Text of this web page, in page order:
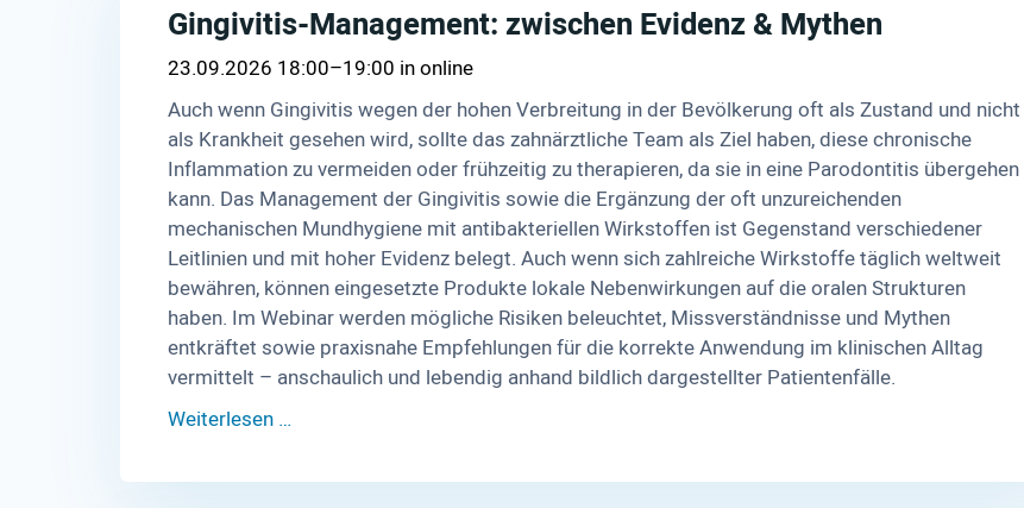
Gingivitis-Management: zwischen Evidenz & Mythen
23.09.2026 18:00–19:00
online
Auch wenn Gingivitis wegen der hohen Verbreitung in der Bevölkerung oft als Zustand und nicht
als Krankheit gesehen wird, sollte das zahnärztliche Team als Ziel haben, diese chronische
Inflammation zu vermeiden oder frühzeitig zu therapieren, da sie in eine Parodontitis übergehen
kann. Das Management der Gingivitis sowie die Ergänzung der oft unzureichenden
mechanischen Mundhygiene mit antibakteriellen Wirkstoffen ist Gegenstand verschiedener
Leitlinien und mit hoher Evidenz belegt. Auch wenn sich zahlreiche Wirkstoffe täglich weltweit
bewähren, können eingesetzte Produkte lokale Nebenwirkungen auf die oralen Strukturen
haben. Im Webinar werden mögliche Risiken beleuchtet, Missverständnisse und Mythen
entkräftet sowie praxisnahe Empfehlungen für die korrekte Anwendung im klinischen Alltag
vermittelt – anschaulich und lebendig anhand bildlich dargestellter Patientenfälle.
Weiterlesen …